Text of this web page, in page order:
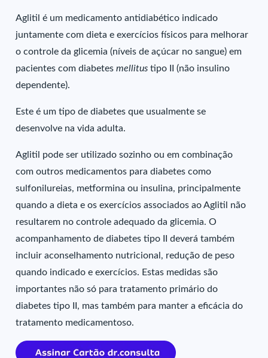
Aglitil é um medicamento antidiabético indicado
juntamente com dieta e exercícios físicos para melhorar
o controle da glicemia (níveis de açúcar no sangue) em
pacientes com diabetesmellitustipo II (não insulino
dependente).
Este é um tipo de diabetes que usualmente se
desenvolve na vida adulta.
Aglitil pode ser utilizado sozinho ou em combinação
com outros medicamentos para diabetes como
sulfonilureias, metformina ou insulina, principalmente
quando a dieta e os exercícios associados ao Aglitil não
resultarem no controle adequado da glicemia. O
acompanhamento de diabetes tipo II deverá também
incluir aconselhamento nutricional, redução de peso
quando indicado e exercícios. Estas medidas são
importantes não só para tratamento primário do
diabetes tipo II, mas também para manter a eficácia do
tratamento medicamentoso.